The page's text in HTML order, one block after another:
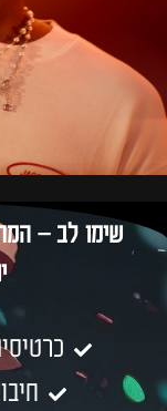
שימו לב –